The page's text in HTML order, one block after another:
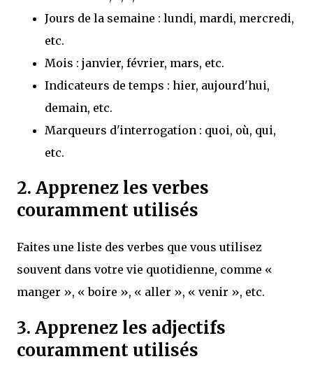
Jours de la semaine : lundi, mardi, mercredi,
etc.
Mois : janvier, février, mars, etc.
Indicateurs de temps : hier, aujourd'hui,
demain, etc.
Marqueurs d'interrogation : quoi, où, qui,
etc.
2. Apprenez les verbes
couramment utilisés
Faites une liste des verbes que vous utilisez
souvent dans votre vie quotidienne, comme «
manger », « boire », « aller », « venir », etc.
3. Apprenez les adjectifs
couramment utilisés